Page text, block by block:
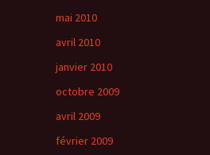
mai 2010
avril 2010
janvier 2010
octobre 2009
avril 2009
février 2009